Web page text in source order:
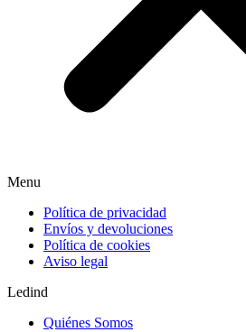
Menu
Política de privacidad
Envíos y devoluciones
Política de cookies
Aviso legal
Ledind
Quiénes Somos